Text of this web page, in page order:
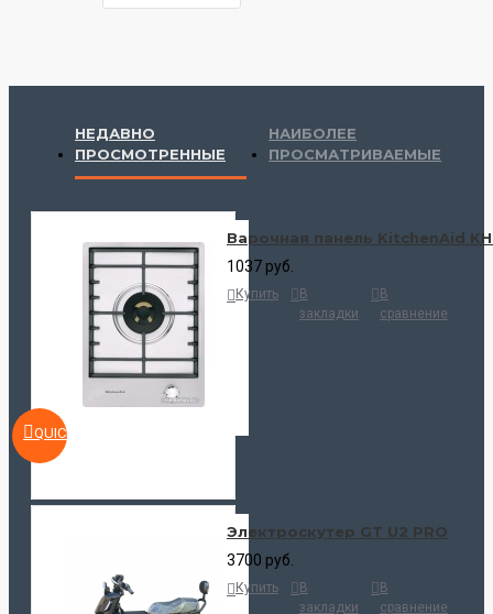
НЕДАВНО
ПРОСМОТРЕННЫЕ
НАИБОЛЕЕ
ПРОСМАТРИВАЕМЫЕ
QUICKVIEW
Варочная панель KitchenAid
1037 руб.
Купить
В
закладки
В
сравнение
Электроскутер GT U2 PRO
3700 руб.
Купить
В
закладки
В
сравнение